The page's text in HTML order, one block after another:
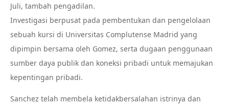
Juli, tambah pengadilan.
Investigasi berpusat pada pembentukan dan pengelolaan
sebuah kursi di Universitas Complutense Madrid yang
dipimpin bersama oleh Gomez, serta dugaan penggunaan
sumber daya publik dan koneksi pribadi untuk memajukan
kepentingan pribadi.
Sanchez telah membela ketidakbersalahan istrinya dan